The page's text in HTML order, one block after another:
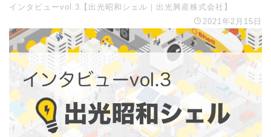
インタビューvol.3【出光昭和シェル｜出光興産株式会社】
2021年2月15日